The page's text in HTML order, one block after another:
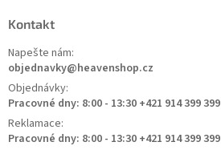
Kontakt
Napešte nám:
objednavky@heavenshop.cz
Objednávky:
Pracovné dny: 8:00 - 13:30 +421 914 399 399
Reklamace:
Pracovné dny: 8:00 - 13:30 +421 914 399 399